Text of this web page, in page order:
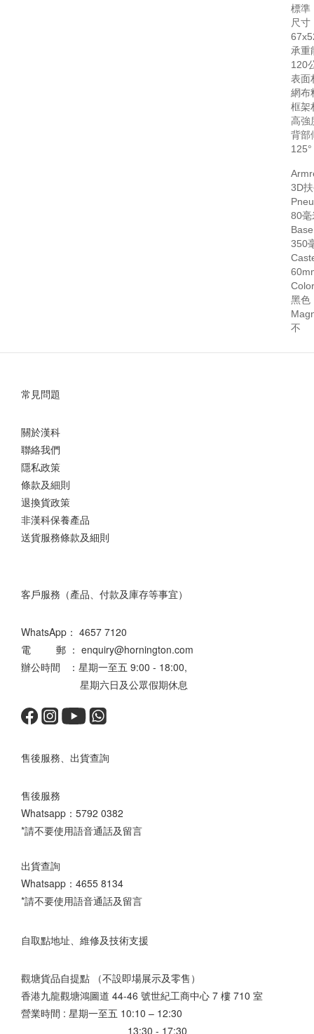
標準
尺寸
承重
120
表面
網布
框架
高強
背部
125°
3D
80毫
350
黑色
不
常見問題
關於漢科
聯絡我們
隱私政策
條款及細則
退換貨政策
非漢科保養產品
送貨服務條款及細則
客戶服務（產品、付款及庫存等事宜）
WhatsApp： 4657 7120
電 郵 ： enquiry@hornington.com
辦公時間 ：星期一至五 9:00 - 18:00,
星期六日及公眾假期休息
售後服務、出貨查詢
售後服務
Whatsapp： 5792 0382
*請不要使用語音通話及留言
出貨查詢
Whatsapp： 4655 8134
*請不要使用語音通話及留言
自取點地址、維修及技術支援
觀塘貨品自提點 （不設即場展示及零售）
香港九龍觀塘鴻圖道 44-46 號世紀工商中心 7 樓 710 室
營業時間 : 星期一至五 10:10 – 12:30
13:30 - 17:30